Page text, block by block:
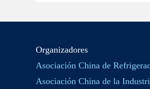
Organizadores
Asociación China de
Asociación China de la